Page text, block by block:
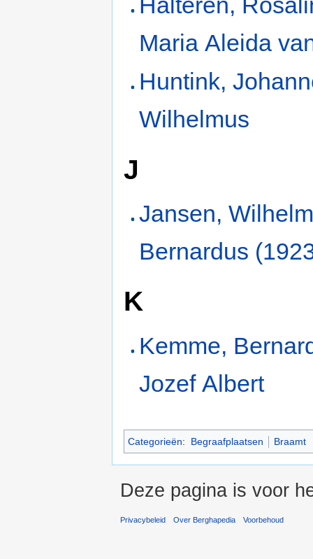
Maria Aleida
Huntink,
Wilhelmus
J
Jansen,
Bernardus
K
Kemme,
Jozef Albert
Categorieën: Begraafplaatsen Braamt
Deze pagina is voor
Privacybeleid Over Berghapedia Voorbehoud